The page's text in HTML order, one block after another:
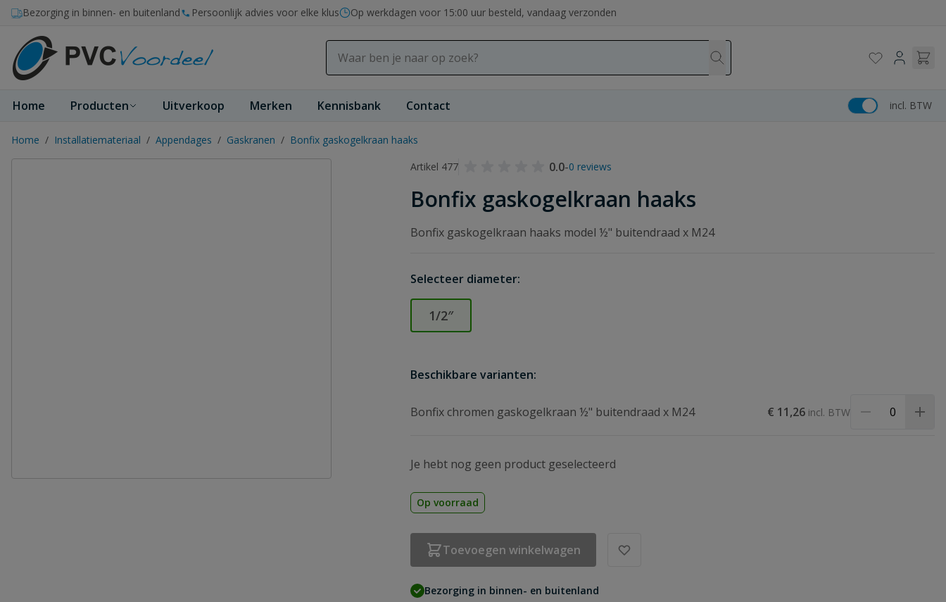
Ga naar de inhoud
Bezorging in binnen- en buitenland Persoonlijk advies voor elke klus Op werkdagen voor 15:00 uur besteld, vandaag verzonden
Home Producten Uitverkoop Merken Kennisbank Contact incl. BTW
Home / Installatiemateriaal / Appendages / Gaskranen / Bonfix gaskogelkraan haaks
Artikel 477
0.0-0 reviews
Bonfix gaskogelkraan haaks
Bonfix gaskogelkraan haaks model ½" buitendraad x M24
Selecteer diameter:
1/2″
Beschikbare varianten:
Bonfix chromen gaskogelkraan ½" buitendraad x M24 € 11,26
Je hebt nog geen product geselecteerd
Op voorraad
Toevoegen winkelwagen
Bezorging in binnen- en buitenland